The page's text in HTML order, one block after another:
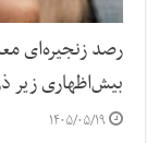
رصد زنجیره‌ای
بیش‌اظهاری زیر
۱۴۰۵/۰۵/۱۹